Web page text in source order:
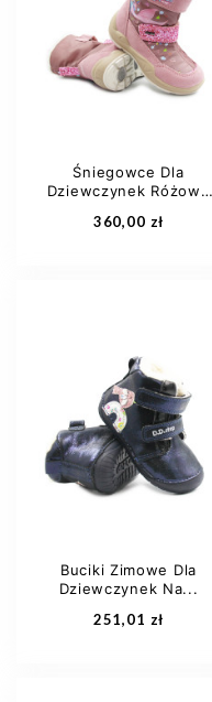
26
27
28
29
Dodaj do koszyka
Śniegowce Dla
Dziewczynek Różowe
360,00 zł
31 32
Dodaj do koszyka
Buciki Zimowe Dla
Dziewczynek Na...
251,01 zł